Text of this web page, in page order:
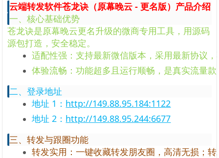
云端转发软件苍龙诀（原幕晚云 - 更名版）产品介绍
一、核心基础优势
苍龙诀是原幕晚云更名升级的微商专用工具，用源码
源包打造，安全稳定。
适配性强：支持最新微信版本，采用最新协议
体验流畅：功能超多且运行顺畅，是真实流量
二、登录地址
地址 1： http://149.88.95.184:1122
地址 2： http://149.88.95.244:6677
三、转发与跟圈功能
转发实用：一键收藏转发朋友圈，高清无损；